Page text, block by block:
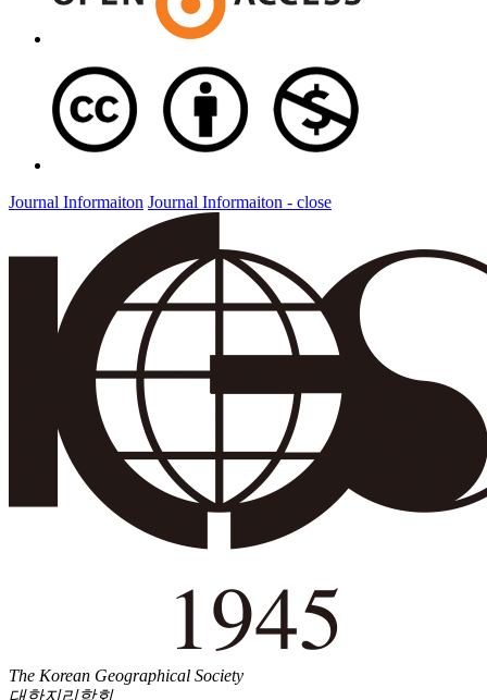
Journal Informaiton Journal Informaiton - close
The Korean Geographical Society